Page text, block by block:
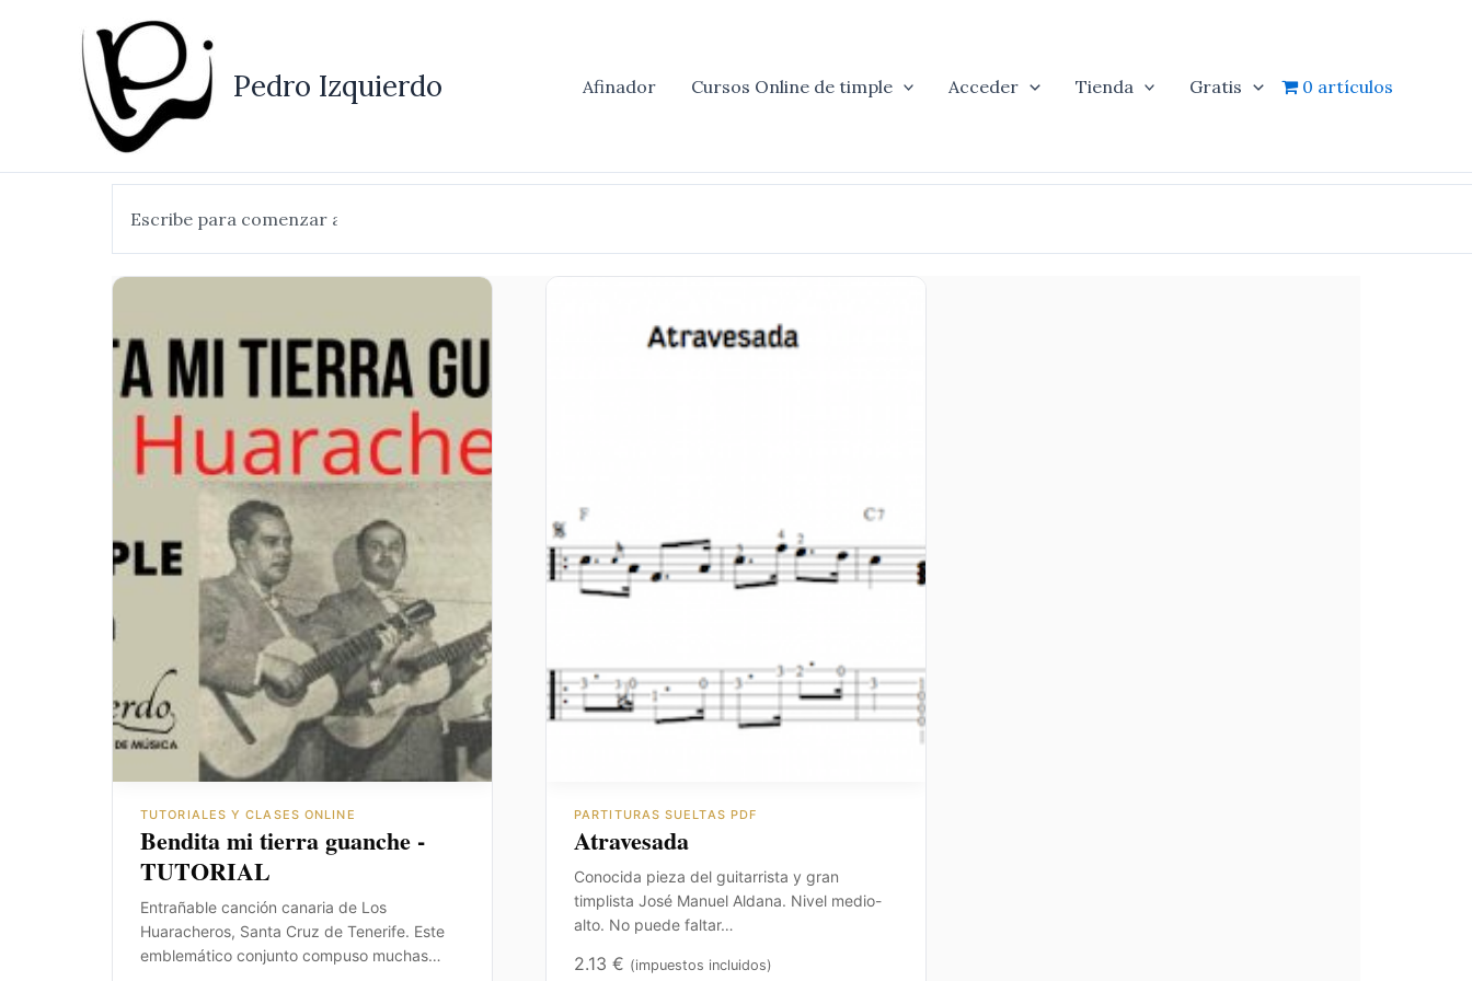
contenido
Pedro Izquierdo Afinador Cursos Online de timple Acceder Tienda Gratis 0 artículos
TUTORIALES Y CLASES ONLINE
Bendita mi tierra guanche -
TUTORIAL
Entrañable canción canaria de Los
Huaracheros, Santa Cruz de Tenerife. Este
emblemático conjunto compuso muchas…
PARTITURAS SUELTAS PDF
Atravesada
Conocida pieza del guitarrista y gran
timplista José Manuel Aldana. Nivel medio-
alto. No puede faltar…
2.13 € (impuestos incluidos)